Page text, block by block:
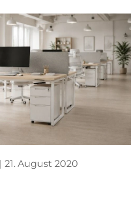
21. August 2020